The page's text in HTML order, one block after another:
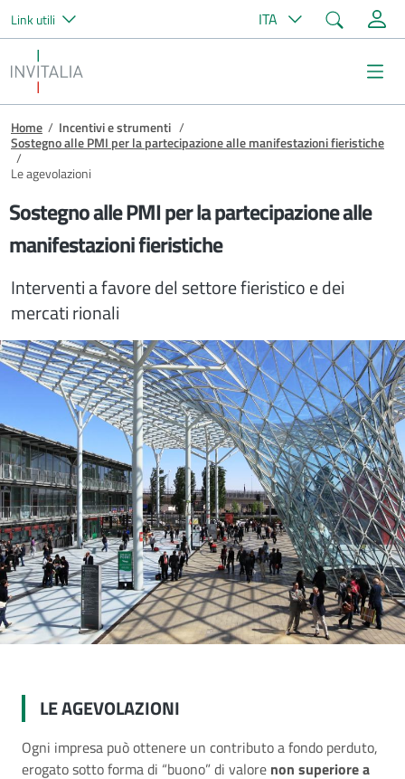
Salta al contenuto principale
Link utili ITA Cerca
Invitalia
Briciole di pane
Home / Incentivi e strumenti /
Sostegno alle PMI per la partecipazione alle manifestazioni fieristiche
/
Le agevolazioni
Sostegno alle PMI per la partecipazione alle
manifestazioni fieristiche
Interventi a favore del settore fieristico e dei
mercati rionali
LE AGEVOLAZIONI
Ogni impresa può ottenere un contributo a fondo perduto,
erogato sotto forma di “buono” di valore non superiore a